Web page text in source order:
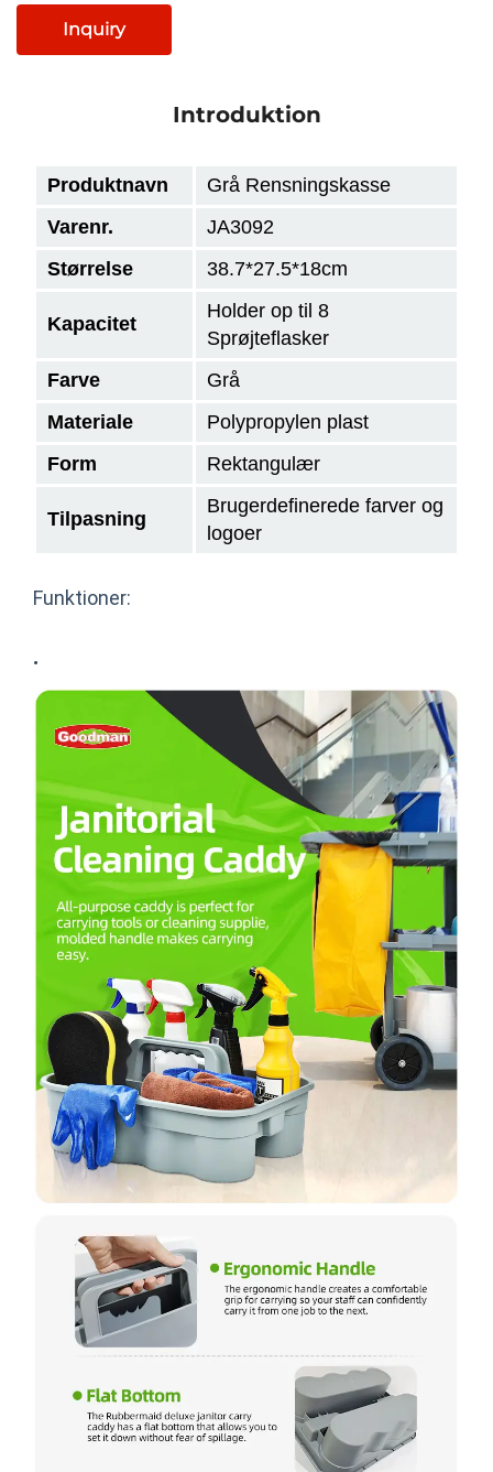
Inquiry
Introduktion
Produktnavn
Grå Rensningskasse
Varenr.
JA3092
Størrelse
38.7*27.5*18cm
Kapacitet
Holder op til 8
Sprøjteflasker
Farve
Grå
Materiale
Polypropylen plast
Form
Rektangulær
Tilpasning
Brugerdefinerede farver og
logoer
Funktioner:
·